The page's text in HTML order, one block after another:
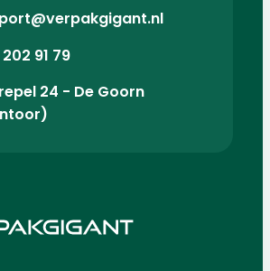
91 79
24 - De Goorn